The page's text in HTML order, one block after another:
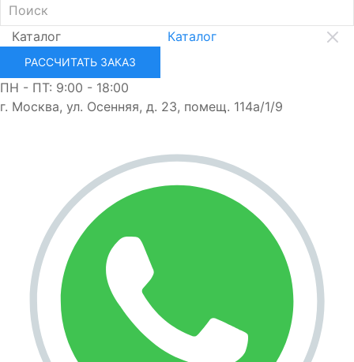
Каталог Каталог
РАССЧИТАТЬ ЗАКАЗ
ПН - ПТ: 9:00 - 18:00
г. Москва, ул. Осенняя, д. 23, помещ. 114а/1/9